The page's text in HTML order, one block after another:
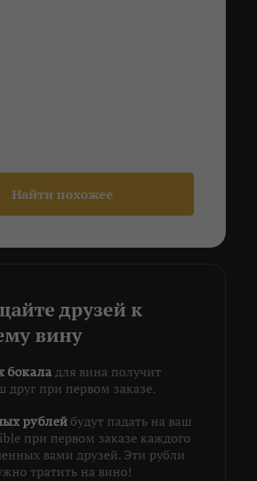
Найти похожее
друзей к
вину
бокала для вина получит
друг при первом заказе.
рублейбудут падать на ваш
при первом заказе каждого
вами друзей. Эти рубли
тратить на вино!